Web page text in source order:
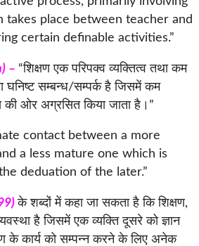
takes place between teacher and
certain definable activities.”
– “शिक्षण एक परिपक्व व्यक्तित्व तथा कम
घनिष्ट सम्बन्ध/सम्पर्क है जिसमें कम
की ओर अग्रसित किया जाता है।”
contact between a more
a less mature one which is
deduation of the later.”
के शब्दों में कहा जा सकता है कि शिक्षण,
है जिसमें एक व्यक्ति दूसरे को ज्ञान
के कार्य को सम्पन्न करने के लिए अनेक